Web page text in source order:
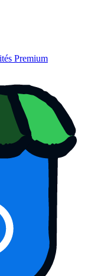
Premium